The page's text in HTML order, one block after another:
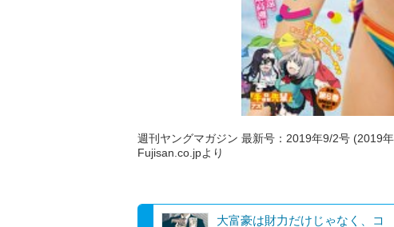
週刊ヤングマガジン 最新号：2019年9/2号 (2019
Fujisan.co.jpより
大富豪は財力だけじゃなく、コ